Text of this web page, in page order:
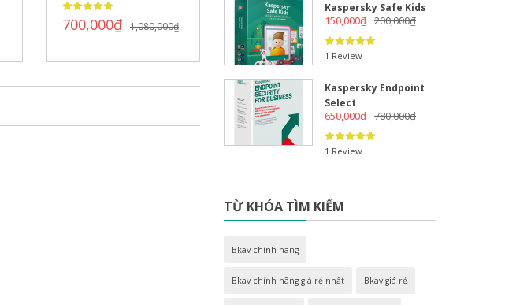
1,080,000₫
700,000₫
Kaspersky Safe Kids
200,000₫
150,000₫
1 Review
Kaspersky Endpoint
Select
780,000₫
650,000₫
1 Review
TỪ KHÓA TÌM KIẾM
Bkav chính hãng
Bkav chính hãng giá rẻ nhất Bkav giá rẻ